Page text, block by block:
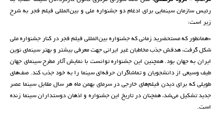
رئیس سازمان سینمایی برای ادغام دو جشنواره ملی و بین‌المللی فیلم فجر به شرح
زیر است:
«همانطور که مستحضرید زمانی که جشنواره بین‌المللی فیلم فجر در کنار جشنواره ملی
شکل گرفت، هدفش جذب مخاطبان غیر ایرانی جهت معرفی بیشتر و بهتر سینمای نوین
ایران به جهان بود. همچنین این جشنواره توانست با نمایش آثار مطرح سینمای جهان
طیف وسیعی از دانشجویان و تماشاگران حرفه‌ای سینما را به خود جذب کند. صف‌های
طویلی که برای دیدن فیلم‌های خارجی در سرمای بهمن ماه هر سال مقابل سینما عصر
جدید تشکیل می‌شد، همچنان در تاریخ این جشنواره و اذهان دوستداران سینما زنده
است.